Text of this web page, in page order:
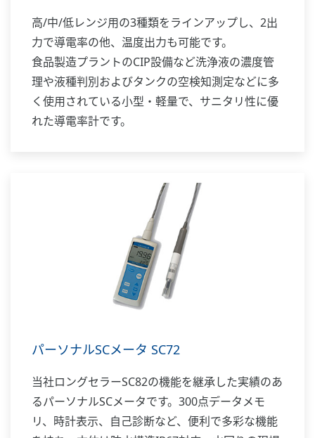
高/中/低レンジ用の3種類をラインアップし、2出
力で導電率の他、温度出力も可能です。
食品製造プラントのCIP設備など洗浄液の濃度管
理や液種判別およびタンクの空検知測定などに多
く使用されている小型・軽量で、サニタリ性に優
れた導電率計です。
パーソナルSCメータ SC72
当社ロングセラーSC82の機能を継承した実績のあ
るパーソナルSCメータです。300点データメモ
リ、時計表示、自己診断など、便利で多彩な機能